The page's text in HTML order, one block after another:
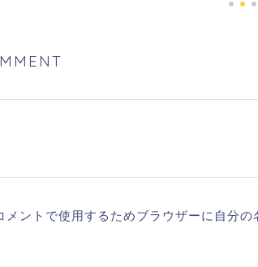
メントで使用するためブラウザーに自分